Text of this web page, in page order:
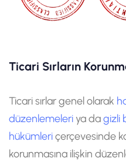
Ticari Sırların
Ticari sırlar genel olarak
düzenlemeleri ya dagizli
hükümleriçerçevesinde
korunmasına ilişkin